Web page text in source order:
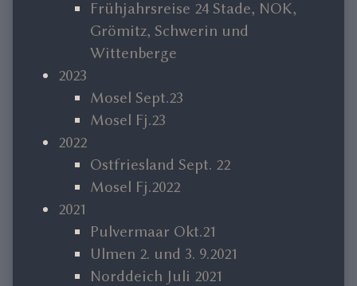
Frühjahrsreise 24 Stade, NOK,
Grömitz, Schwerin und
Wittenberge
2023
Mosel Sept.23
Mosel Fj.23
2022
Ostfriesland Sept. 22
Mosel Fj.2022
2021
Pulvermaar Okt.21
Ulmen 2. und 3. 9.2021
Norddeich Juli 2021